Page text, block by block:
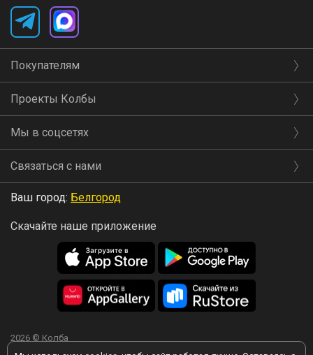
Покупателям
Проекты Колбы
Мы в соцсетях
Связаться с нами
Ваш город: Белгород
Скачайте наше приложение
2026 © Колба